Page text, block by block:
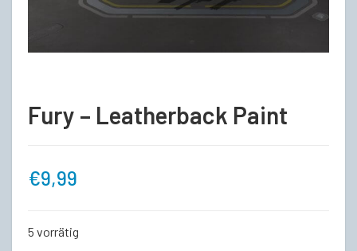
Fury – Leatherback Paint
€9,99
5 vorrätig